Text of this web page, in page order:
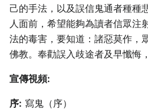
己的手法，以及誤信鬼通者種種
人面前，希望能夠為讀者信眾注
法的毒害，要知道：諸惡莫作，
佛教。奉勸誤入歧途者及早懺悔
宣傳視頻:
序: 寫鬼（序）